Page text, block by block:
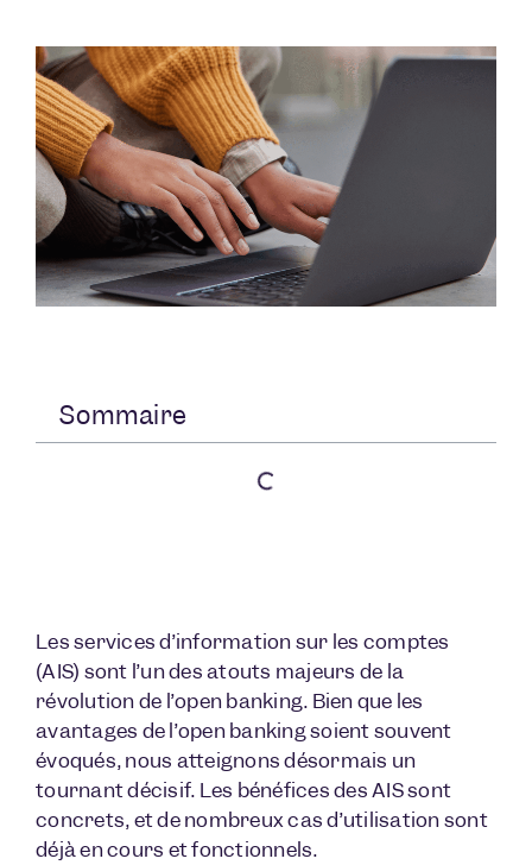
Sommaire
Les services d’information sur les comptes
(AIS) sont l’un des atouts majeurs de la
révolution de l’open banking. Bien que les
avantages de l’open banking soient souvent
évoqués, nous atteignons désormais un
tournant décisif. Les bénéfices des AIS sont
concrets, et de nombreux cas d’utilisation sont
déjà en cours et fonctionnels.